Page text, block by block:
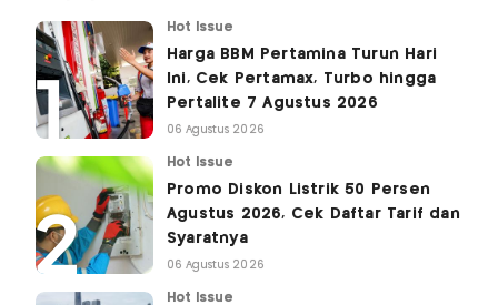
Hot Issue
Harga BBM Pertamina Turun Hari
Ini, Cek Pertamax, Turbo hingga
Pertalite 7 Agustus 2026
06 Agustus 2026
Hot Issue
Promo Diskon Listrik 50 Persen
Agustus 2026, Cek Daftar Tarif dan
Syaratnya
06 Agustus 2026
Hot Issue